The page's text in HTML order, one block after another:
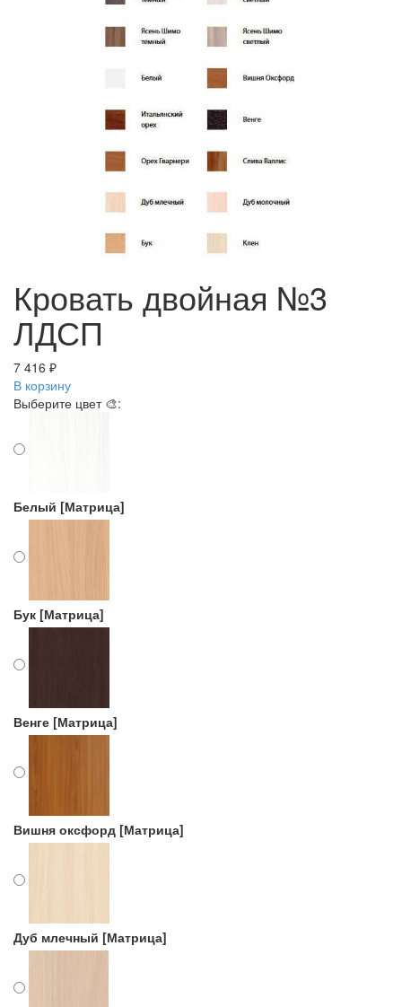
Кровать двойная №3
ЛДСП
7 416 ₽
В корзину
Выберите цвет 🎨:
Белый [Матрица]
Бук [Матрица]
Венге [Матрица]
Вишня оксфорд [Матрица]
Дуб млечный [Матрица]